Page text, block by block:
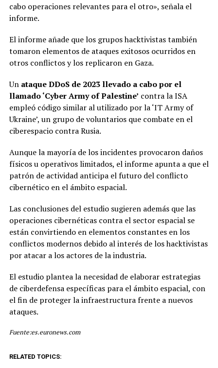
cabo operaciones relevantes para el otro», señala el
informe.
El informe añade que los grupos hacktivistas también
tomaron elementos de ataques exitosos ocurridos en
otros conflictos y los replicaron en Gaza.
Un ataque DDoS de 2023 llevado a cabo por el
llamado ‘Cyber Army of Palestine’ contra la ISA
empleó código similar al utilizado por la ‘IT Army of
Ukraine’, un grupo de voluntarios que combate en el
ciberespacio contra Rusia.​
Aunque la mayoría de los incidentes provocaron daños
físicos u operativos limitados, el informe apunta a que el
patrón de actividad anticipa el futuro del conflicto
cibernético en el ámbito espacial.
Las conclusiones del estudio sugieren además que las
operaciones cibernéticas contra el sector espacial se
están convirtiendo en elementos constantes en los
conflictos modernos debido al interés de los hacktivistas
por atacar a los actores de la industria.
El estudio plantea la necesidad de elaborar estrategias
de ciberdefensa específicas para el ámbito espacial, con
el fin de proteger la infraestructura frente a nuevos
ataques.
Fuente:es.euronews.com
RELATED TOPICS: